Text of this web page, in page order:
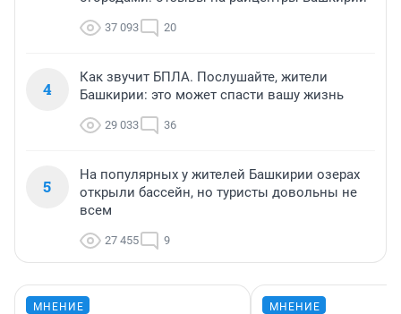
37 093 20
4
Как звучит БПЛА. Послушайте, жители
Башкирии: это может спасти вашу жизнь
29 033 36
5
На популярных у жителей Башкирии озерах
открыли бассейн, но туристы довольны не
всем
27 455 9
МНЕНИЕ МНЕНИЕ